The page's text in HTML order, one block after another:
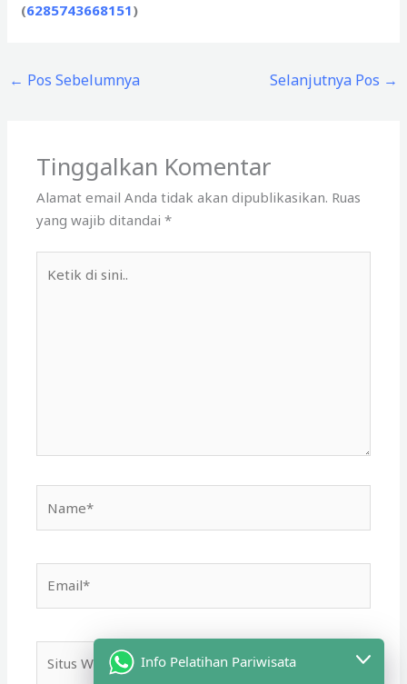
(6285743668151)
← Pos Sebelumnya Selanjutnya Pos →
Tinggalkan Komentar
Alamat email Anda tidak akan dipublikasikan. Ruas
yang wajib ditandai*
Web
Info Pelatihan Pariwisata